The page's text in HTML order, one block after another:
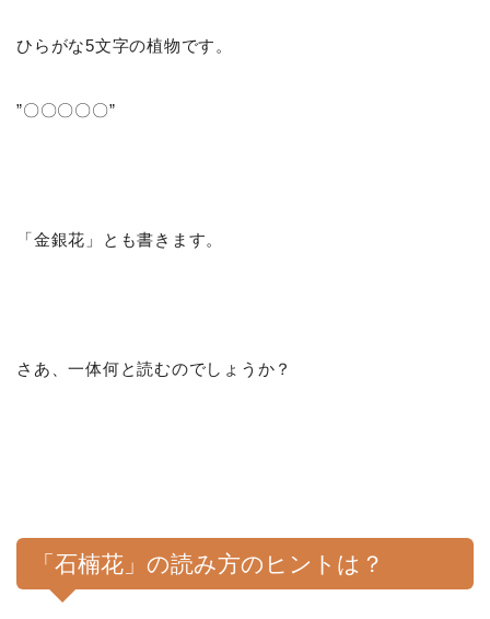
ひらがな5文字の植物です。
”〇〇〇〇〇”
「金銀花」とも書きます。
さあ、一体何と読むのでしょうか？
「石楠花」の読み方のヒントは？